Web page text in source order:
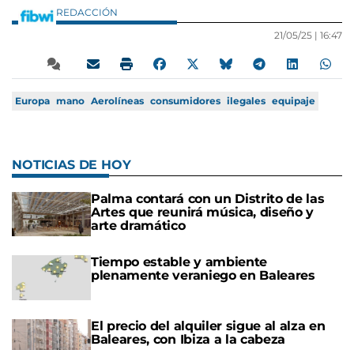
REDACCIÓN
21/05/25 | 16:47
Europa mano Aerolíneas consumidores ilegales equipaje
NOTICIAS DE HOY
Palma contará con un Distrito de las
Artes que reunirá música, diseño y
arte dramático
Tiempo estable y ambiente
plenamente veraniego en Baleares
El precio del alquiler sigue al alza en
Baleares, con Ibiza a la cabeza